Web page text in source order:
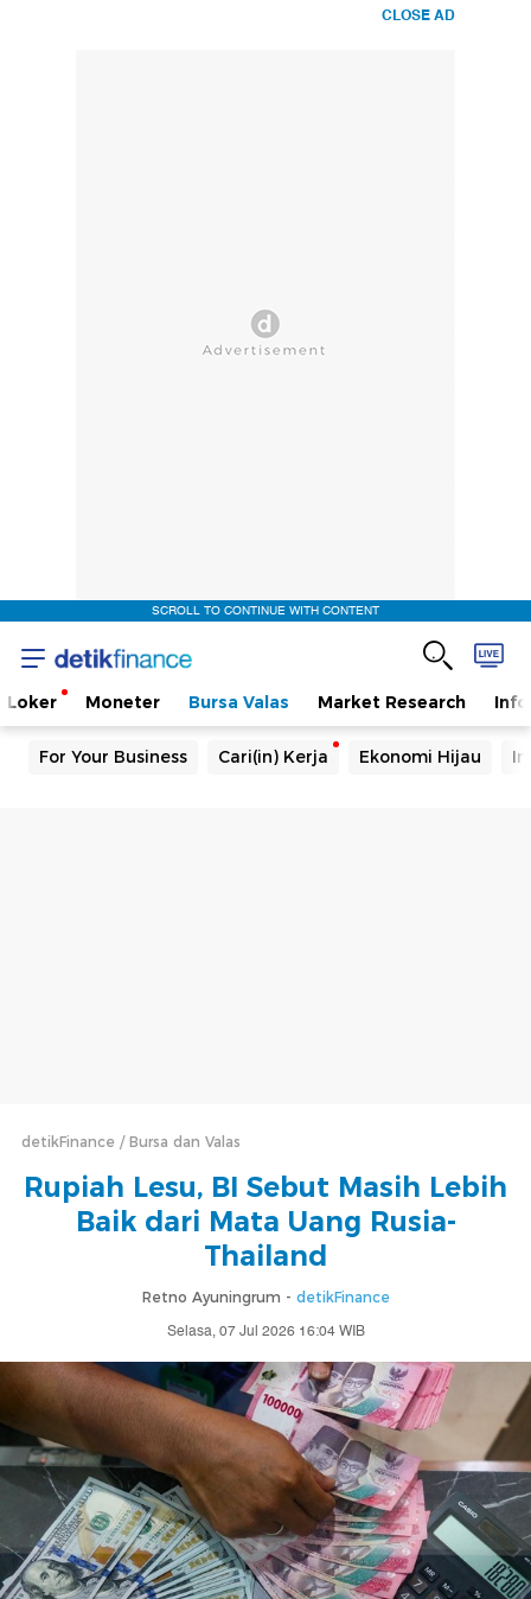
CLOSE AD
SCROLL TO CONTINUE WITH CONTENT
Loker Moneter Bursa Valas Market Research
For Your Business Cari(in) Kerja Ekonomi Hijau
detikFinance Bursa dan Valas
Rupiah Lesu, BI Sebut Masih Lebih
Baik dari Mata Uang Rusia-
Thailand
Retno Ayuningrum - detikFinance
Selasa, 07 Jul 2026 16:04 WIB